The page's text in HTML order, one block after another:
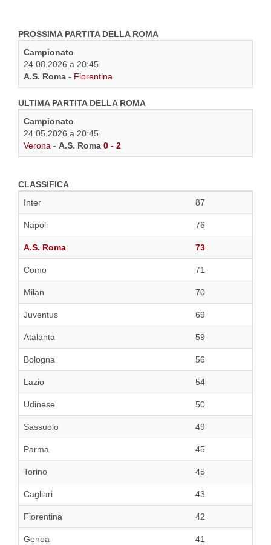
PROSSIMA PARTITA DELLA ROMA
Campionato
24.08.2026 a 20:45
A.S. Roma - Fiorentina
ULTIMA PARTITA DELLA ROMA
Campionato
24.05.2026 a 20:45
Verona - A.S. Roma 0 - 2
CLASSIFICA
Inter
87
Napoli 76
A.S. Roma 73
Como 71
Milan 70
Juventus 69
Atalanta 59
Bologna 56
Lazio 54
Udinese 50
Sassuolo 49
Parma 45
Torino 45
Cagliari 43
Fiorentina 42
Genoa 41